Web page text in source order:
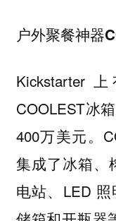
户外聚餐神器
Kickstarter
COOLEST冰
400万美元。
集成了冰箱、
电站、LED